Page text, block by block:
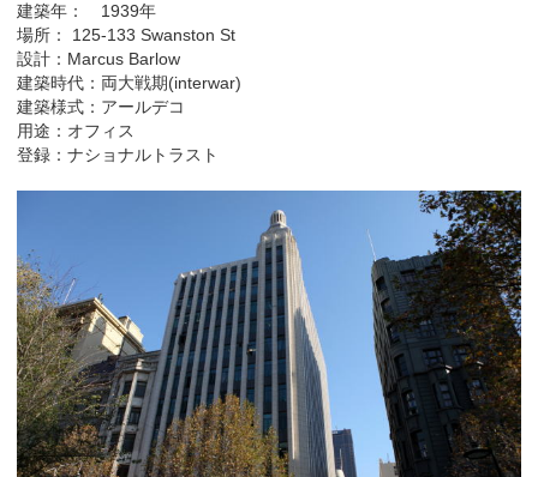
建築年： 1939年
場所： 125-133 Swanston St
設計：Marcus Barlow
建築時代：両大戦期(interwar)
建築様式：アールデコ
用途：オフィス
登録：ナショナルトラスト